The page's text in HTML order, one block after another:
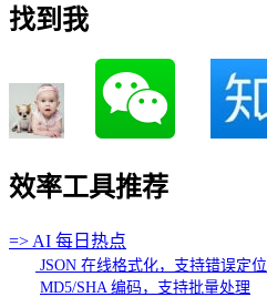
找到我
效率工具推荐
=> AI 每日热点
JSON 在线格式化，支持错误定位
MD5/SHA 编码，支持批量处理